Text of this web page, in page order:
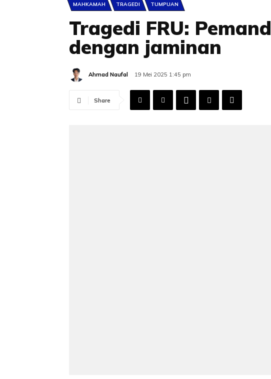
MAHKAMAH TRAGEDI TUMPUAN
Tragedi FRU:
dengan jaminan
Ahmad Naufal 19 Mei 2025 1:45 pm
Share